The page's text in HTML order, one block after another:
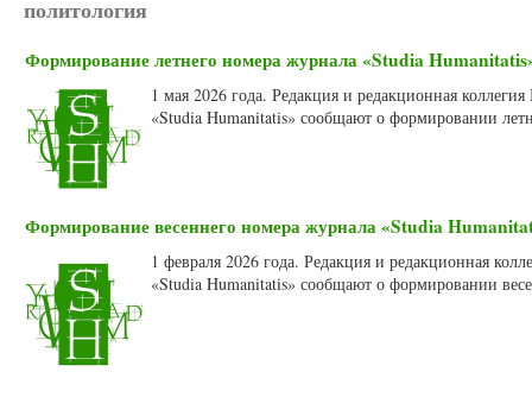
политология
Формирование летнего номера журнала «Studia
1 мая 2026 года. Редакция и редакционная
«Studia Humanitatis» сообщают о формировании
Формирование весеннего номера журнала «Studia
1 февраля 2026 года. Редакция и редакционная
«Studia Humanitatis» сообщают о формировании